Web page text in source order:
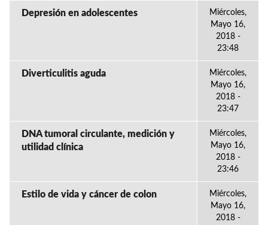
Depresión en adolescentes
Miércoles,
Mayo 16,
2018 -
23:48
Diverticulitis aguda
Miércoles,
Mayo 16,
2018 -
23:47
DNA tumoral circulante, medición y
utilidad clínica
Miércoles,
Mayo 16,
2018 -
23:46
Estilo de vida y cáncer de colon
Miércoles,
Mayo 16,
2018 -